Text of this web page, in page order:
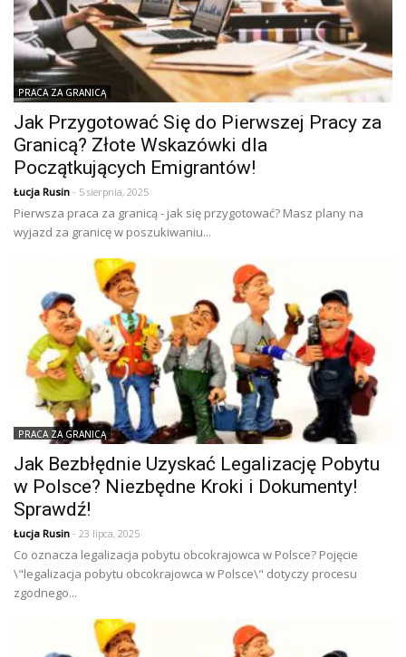
PRACA ZA GRANICĄ
Jak Przygotować Się do Pierwszej Pracy za
Granicą? Złote Wskazówki dla
Początkujących Emigrantów!
Łucja Rusin - 5 sierpnia, 2025
Pierwsza praca za granicą - jak się przygotować? Masz plany na
wyjazd za granicę w poszukiwaniu...
PRACA ZA GRANICĄ
Jak Bezbłędnie Uzyskać Legalizację Pobytu
w Polsce? Niezbędne Kroki i Dokumenty!
Sprawdź!
Łucja Rusin - 23 lipca, 2025
Co oznacza legalizacja pobytu obcokrajowca w Polsce? Pojęcie
\"legalizacja pobytu obcokrajowca w Polsce\" dotyczy procesu
zgodnego...